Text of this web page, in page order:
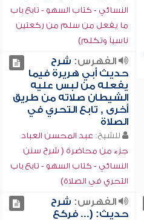
النسائي - كتاب السهو - تابع باب
ما يفعل من سلم من ركعتين
ناسياً وتكلم)
الفهرس: شرح
حديث أبي هريرة فيما
يفعله من لبس عليه
الشيطان صلاته من طريق
أخرى , تابع التحري في
الصلاة
للشيخ: عبد المحسن العباد
جزء من محاضرة ( شرح سنن
النسائي - كتاب السهو - تابع باب
التحري في الصلاة)
الفهرس: شرح
حديث: (... فركع